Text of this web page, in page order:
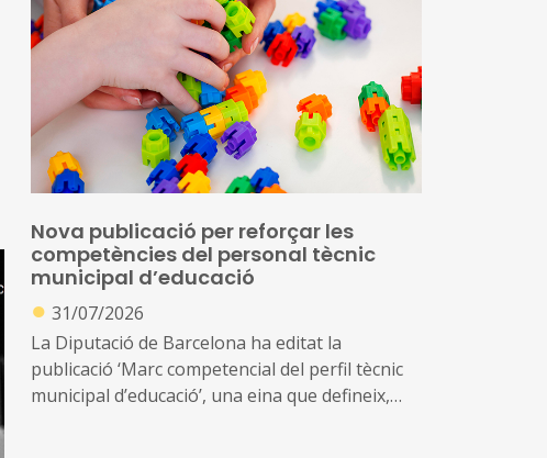
Nova publicació per reforçar les
competències del personal tècnic
municipal d’educació
● 31/07/2026
La Diputació de Barcelona ha editat la
publicació ‘Marc competencial del perfil tècnic
municipal d’educació’, una eina que defineix,